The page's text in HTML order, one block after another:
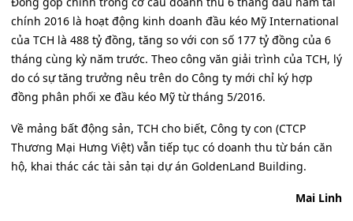
chính 2016 là hoạt động kinh doanh đầu kéo Mỹ International
của TCH là 488 tỷ đồng, tăng so với con số 177 tỷ đồng của 6
tháng cùng kỳ năm trước. Theo công văn giải trình của TCH, lý
do có sự tăng trưởng nêu trên do Công ty mới chỉ ký hợp
đồng phân phối xe đầu kéo Mỹ từ tháng 5/2016.
Về mảng bất động sản, TCH cho biết, Công ty con (CTCP
Thương Mại Hưng Việt) vẫn tiếp tục có doanh thu từ bán căn
hộ, khai thác các tài sản tại dự án GoldenLand Building.
Mai Linh